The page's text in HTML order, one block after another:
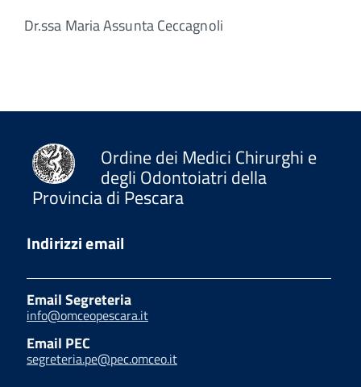
Dr.ssa Maria Assunta Ceccagnoli
Ordine dei Medici Chirurghi e
degli Odontoiatri della
Provincia di Pescara
Indirizzi email
Email Segreteria
info@omceopescara.it
Email PEC
segreteria.pe@pec.omceo.it